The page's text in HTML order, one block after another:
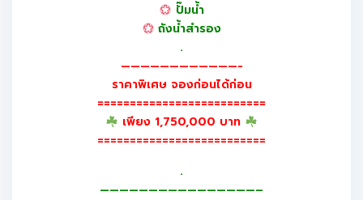
ปั๊มน้ำ
ถังน้ำสำรอง
.
————————————-
ราคาพิเศษ จองก่อนได้ก่อน
==========================
เพียง 1,750,000 บาท
==========================
.
————————————————–